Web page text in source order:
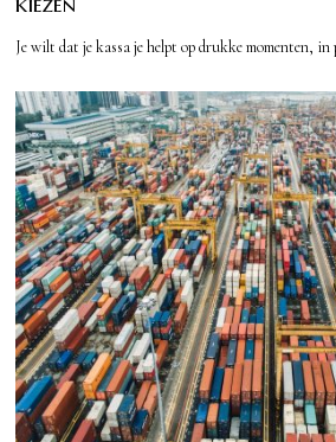
Je wilt dat je kassa je helpt op drukke momenten,